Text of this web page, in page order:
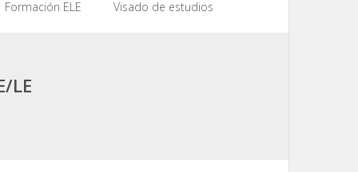
Formación ELE Visado de estudios
LE